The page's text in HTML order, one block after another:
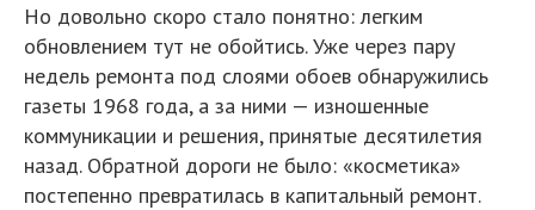
Но довольно скоро стало понятно: легким
обновлением тут не обойтись. Уже через пару
недель ремонта под слоями обоев обнаружились
газеты 1968 года, а за ними — изношенные
коммуникации и решения, принятые десятилетия
назад. Обратной дороги не было: «косметика»
постепенно превратилась в капитальный ремонт.